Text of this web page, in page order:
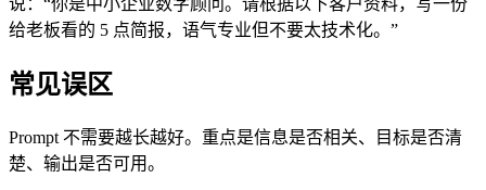
说：“你是中小企业数字顾问。请根据以下客户资料，写一份
给老板看的 5 点简报，语气专业但不要太技术化。”
常见误区
Prompt 不需要越长越好。重点是信息是否相关、目标是否清
楚、输出是否可用。